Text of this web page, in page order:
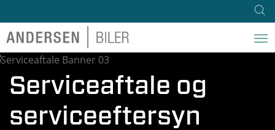
Serviceaftale og
serviceeftersyn